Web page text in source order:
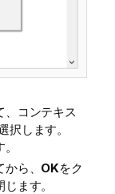
、コンテキス
択します。
ら、 OKをク
ます。